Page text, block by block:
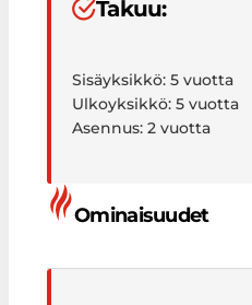
Takuu:
Sisäyksikkö: 5 vuotta
Ulkoyksikkö: 5 vuotta
Asennus: 2 vuotta
Ominaisuudet